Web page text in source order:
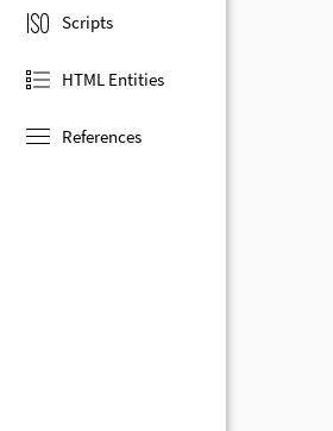
Scripts
HTML Entities
References